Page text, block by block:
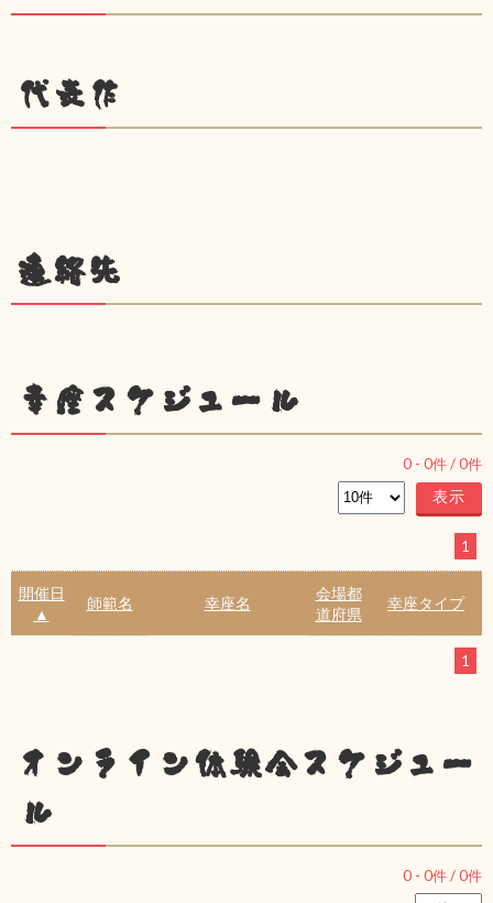
代表作
連絡先
幸座スケジュール
0 - 0件 /0件
1
開催日
▲
師範名 幸座名
会場都
道府県
幸座タイプ
1
オンライン体験会スケジュー
ル
0 - 0件 /0件